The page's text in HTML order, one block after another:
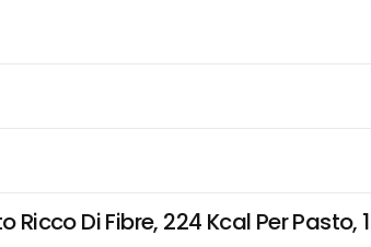
Di Fibre, 224 Kcal Per Pasto,